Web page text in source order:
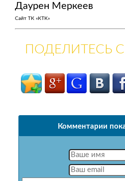
Даурен Меркеев
Сайт ТК «КТК»
ПОДЕЛИТЕСЬ
Комментарии